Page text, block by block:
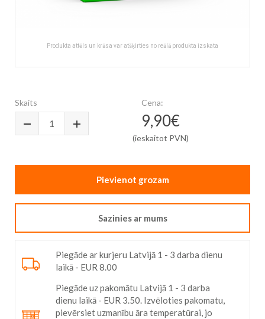
Skaits Cena:
9,90€
(ieskaitot PVN)
Pievienot grozam
Sazinies ar mums
Piegāde ar kurjeru Latvijā 1 - 3 darba dienu
laikā - EUR 8.00
Piegāde uz pakomātu Latvijā 1 - 3 darba
dienu laikā - EUR 3.50. Izvēloties pakomatu,
pievērsiet uzmanību āra temperatūrai, jo
Produkta attēls un krāsa var atšķirties no reālā produkta izskata
beginning